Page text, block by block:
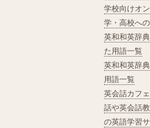
学校向けオ
学・高校へ
英和和英辞
た用語一覧
英和和英辞
用語一覧
英会話カフ
話や英会話
の英語学習